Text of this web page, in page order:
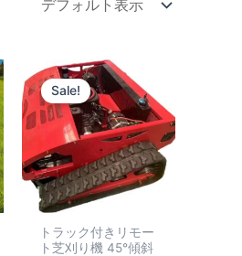
Sale!
トラック付きリモー
ト芝刈り機 45°傾斜
価
格
帯:
$2,600.00
–
$3,000.00
こ
の
商
品
に
は
数